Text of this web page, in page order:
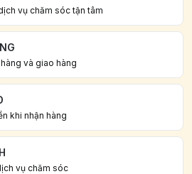
vụ chăm sóc tận tâm
và giao hàng
khi nhận hàng
vụ chăm sóc